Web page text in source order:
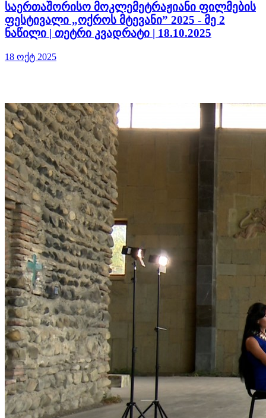
საერთაშორისო მოკლემეტრაჟიანი ფილმების
ფესტივალი „ოქროს მტევანი” 2025 - მე 2
ნაწილი | თეტრი კვადრატი | 18.10.2025
18 ოქტ 2025